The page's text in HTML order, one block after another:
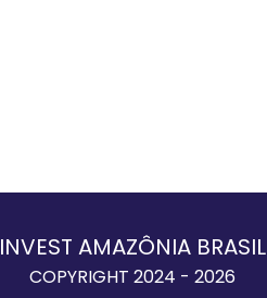
INVEST AMAZÔNIA BRASIL
COPYRIGHT 2024 - 2026